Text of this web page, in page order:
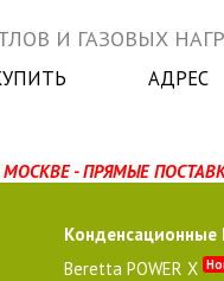
И ГАЗОВЫХ
АДРЕС
- ПРЯМЫЕ
Конденсационные
Beretta POWER X